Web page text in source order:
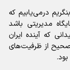
درمی‌یابیم که
مدیریتی باشد
که آینده ایران
صحیح از ظرفیت‌های